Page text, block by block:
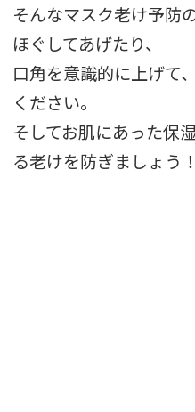
そんなマスク老け予防
ほぐしてあげたり、
口角を意識的に上げて
ください。
そしてお肌にあった保
る老けを防ぎましょう